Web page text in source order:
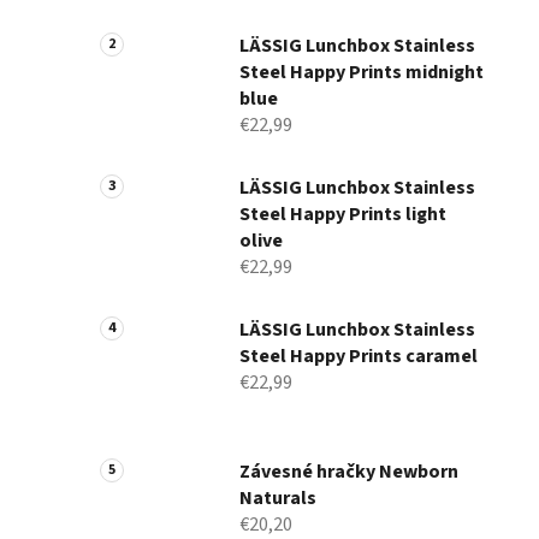
n
LÄSSIG Lunchbox Stainless
Steel Happy Prints midnight
blue
€22,99
LÄSSIG Lunchbox Stainless
Steel Happy Prints light
olive
€22,99
LÄSSIG Lunchbox Stainless
Steel Happy Prints caramel
€22,99
Závesné hračky Newborn
Naturals
€20,20